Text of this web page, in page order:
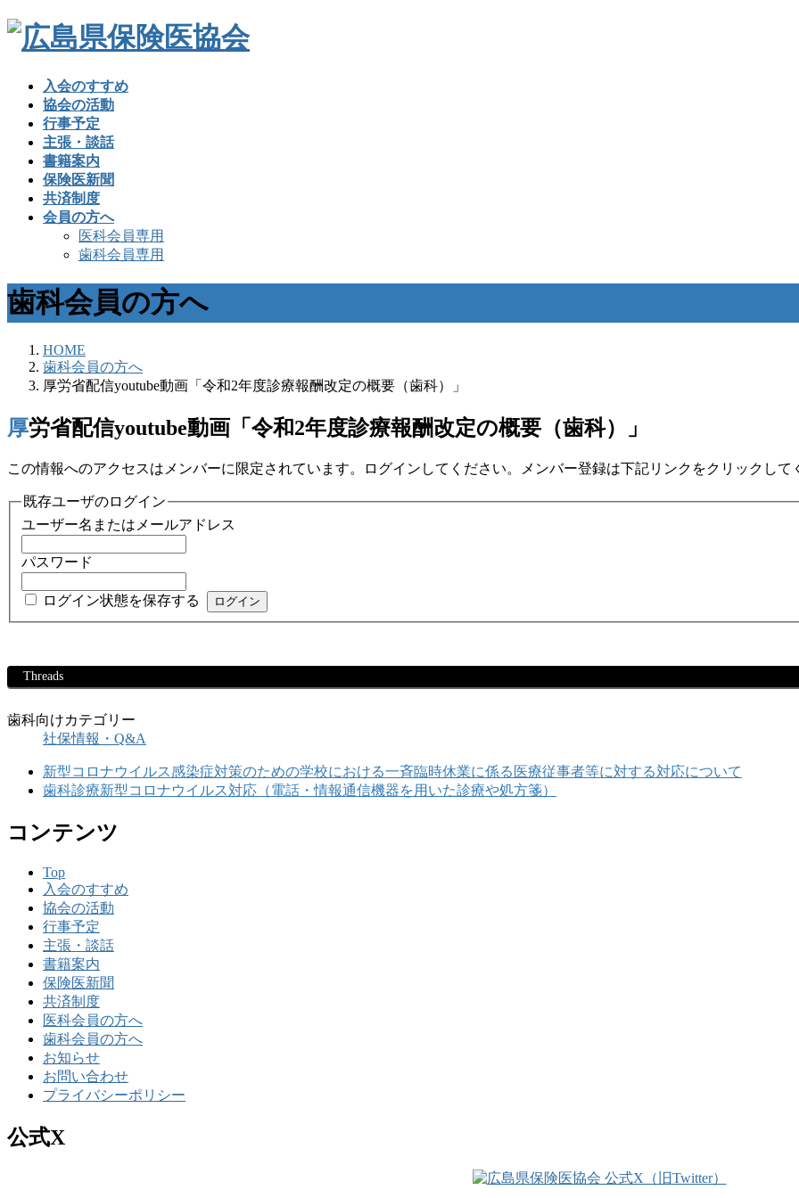
入会のすすめ
協会の活動
行事予定
主張・談話
書籍案内
保険医新聞
共済制度
会員の方へ
医科会員専用
歯科会員専用
歯科会員の方へ
HOME
歯科会員の方へ
厚労省配信youtube動画「令和2年度診療報酬改定の概要（歯科）」
厚労省配信youtube動画「令和2年度診療報酬改定の概要（歯科）」
この情報へのアクセスはメンバーに限定されています。ログインしてください。メンバー登録は下記リンクをクリックして
既存ユーザのログイン
ユーザー名またはメールアドレス
パスワード
ログイン状態を保存する
Threads
歯科向けカテゴリー
社保情報・Q&A
新型コロナウイルス感染症対策のための学校における一斉臨時休業に係る医療従事者等に対する対応について
歯科診療新型コロナウイルス対応（電話・情報通信機器を用いた診療や処方箋）
コンテンツ
Top
入会のすすめ
協会の活動
行事予定
主張・談話
書籍案内
保険医新聞
共済制度
医科会員の方へ
歯科会員の方へ
お知らせ
お問い合わせ
プライバシーポリシー
公式X